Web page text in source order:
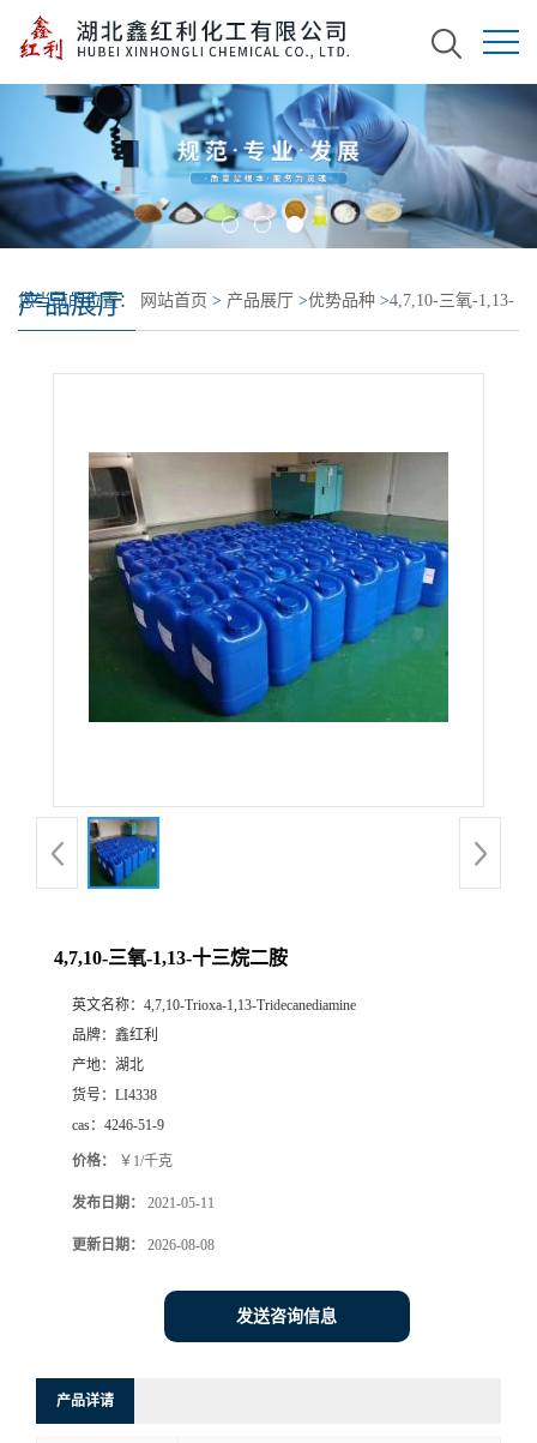
产品展厅
您当前的位置： 网站首页 > 产品展厅 >优势品种 >4,7,10-三氧-1,13-
4,7,10-三氧-1,13-十三烷二胺
英文名称： 4,7,10-Trioxa-1,13-Tridecanediamine
品牌： 鑫红利
产地： 湖北
货号： LI4338
cas： 4246-51-9
价格： ￥1/千克
发布日期： 2021-05-11
更新日期： 2026-08-08
发送咨询信息
产品详请